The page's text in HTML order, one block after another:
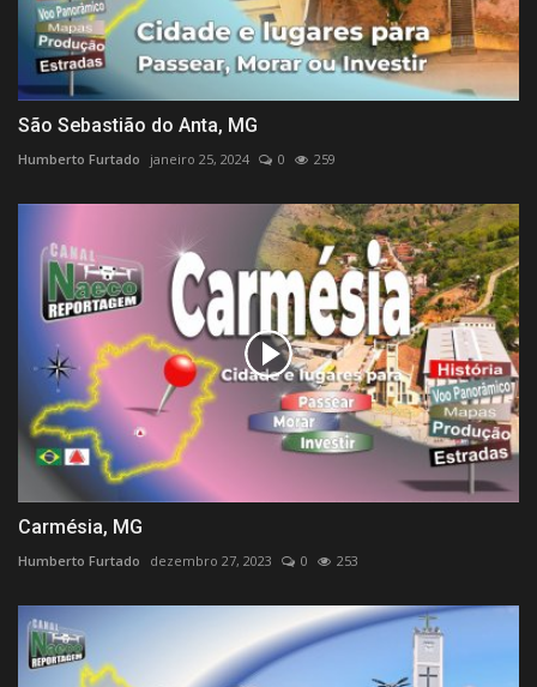
São Sebastião do Anta, MG
Humberto Furtado janeiro 25, 2024 0 259
Carmésia, MG
Humberto Furtado dezembro 27, 2023 0 253